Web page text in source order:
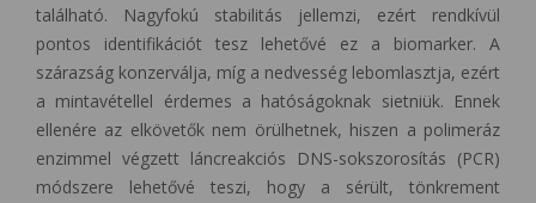
található. Nagyfokú stabilitás jellemzi, ezért rendkívül
pontos identifikációt tesz lehetővé ez a biomarker. A
szárazság konzerválja, míg a nedvesség lebomlasztja, ezért
a mintavétellel érdemes a hatóságoknak sietniük. Ennek
ellenére az elkövetők nem örülhetnek, hiszen a polimeráz
enzimmel végzett láncreakciós DNS-sokszorosítás (PCR)
módszere lehetővé teszi, hogy a sérült, tönkrement